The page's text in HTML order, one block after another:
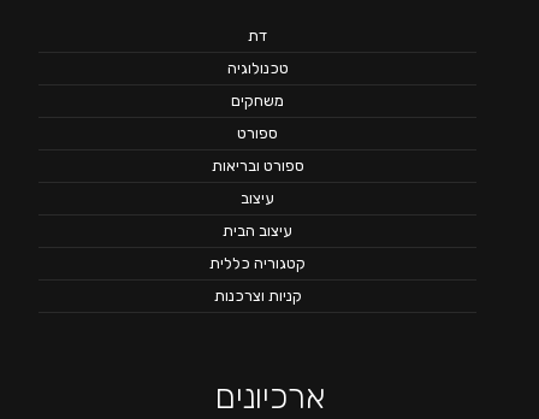
דת
טכנולוגיה
משחקים
ספורט
ספורט ובריאות
עיצוב
עיצוב הבית
קטגוריה כללית
קניות וצרכנות
ארכיונים